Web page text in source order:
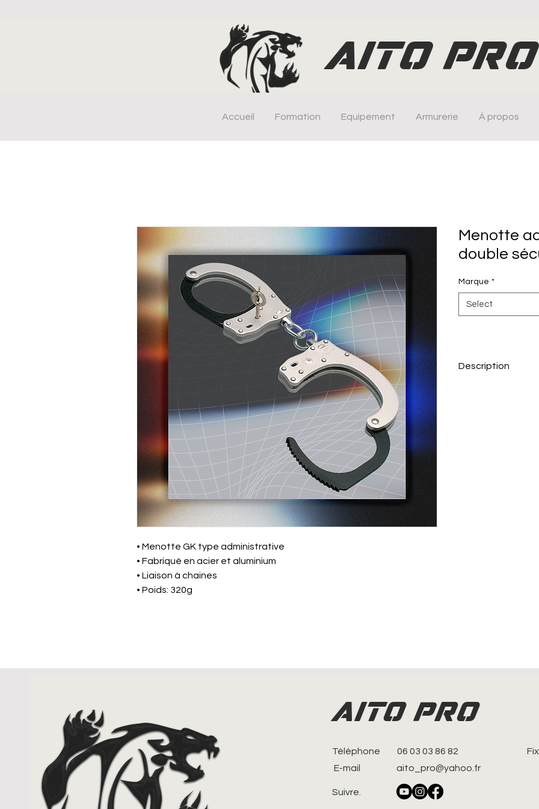
AITO PRO
Accueil Formation Equipement Armurerie À propos
• Menotte GK type administrative
• Fabriqué en acier et aluminium
• Liaison à chaines
• Poids: 320g
Menotte
double
Marque *
Select
Description
AITO PRO
Téléphone
E-mail
06 03 03 86 82
aito_pro@yahoo.fr
Suivre.